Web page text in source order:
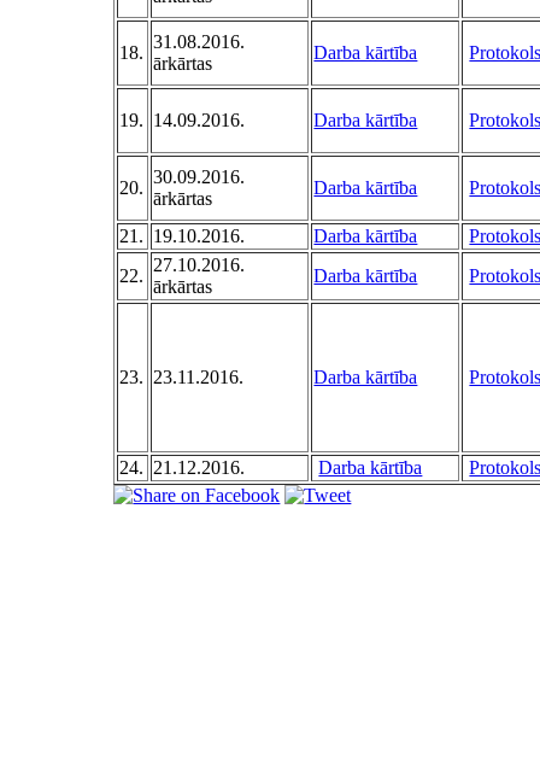
18.
31.08.2016.
ārkārtas
Darba kārtība
19. 14.09.2016. Darba kārtība
20.
30.09.2016.
ārkārtas
Darba kārtība
21. 19.10.2016. Darba kārtība
22.
27.10.2016.
ārkārtas
Darba kārtība
23. 23.11.2016. Darba kārtība
24. 21.12.2016. Darba kārtība